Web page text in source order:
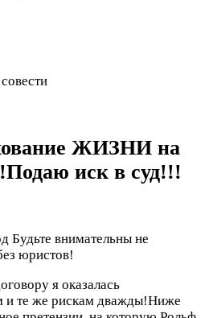
ЖИЗНИ на
иск в суд!!!
Будьте внимательны не
юристов!
я оказалась
и те же рискам дважды!Ниже